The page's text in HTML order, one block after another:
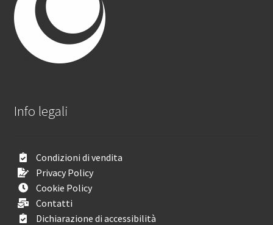
Info legali
Condizioni di vendita
Privacy Policy
Cookie Policy
Contatti
Dichiarazione di accessibilità